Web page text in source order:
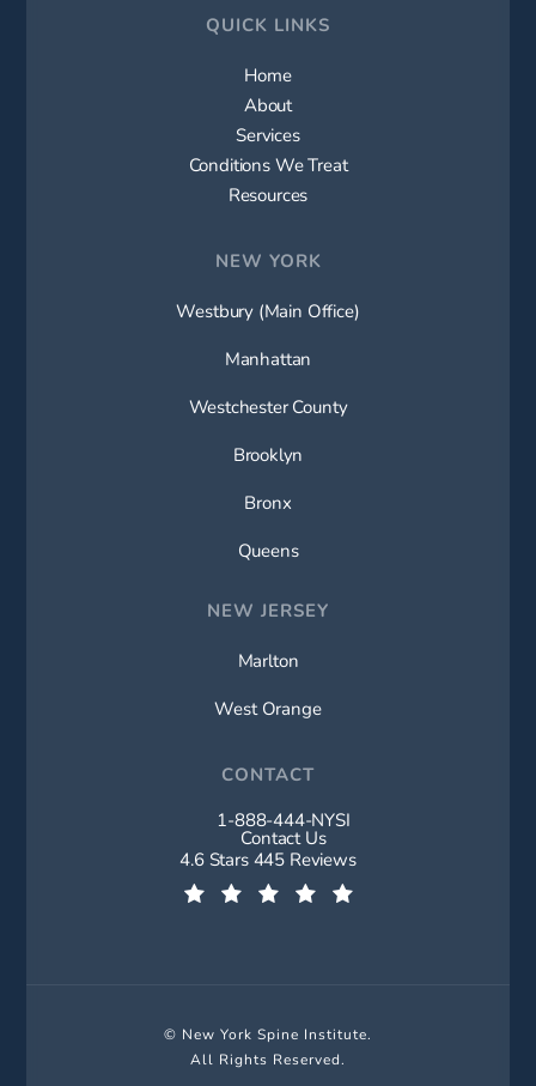
QUICK LINKS
Home
About
Services
Conditions We Treat
Resources
NEW YORK
Westbury (Main Office)
Manhattan
Westchester County
Brooklyn
Bronx
Queens
NEW JERSEY
Marlton
West Orange
CONTACT
Call New York Spine Institute on
1-888-444-NYSI
Contact Us
New York Spine Institute reviews:
4.6 Stars 445 Reviews
© New York Spine Institute.
All Rights Reserved.